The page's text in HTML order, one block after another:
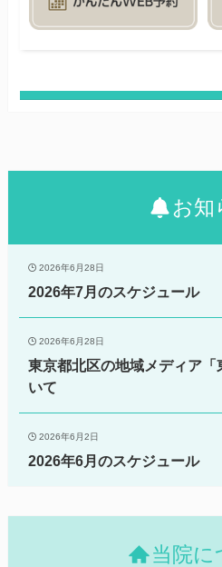
お知
2026年6月28日
2026年7月のスケジュール
2026年6月28日
東京都北区の地域メディア
いて
2026年6月2日
2026年6月のスケジュール
当院に